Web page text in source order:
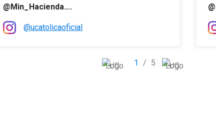
@Min_Hacienda….
@ucatolicaoficial
1 / 5